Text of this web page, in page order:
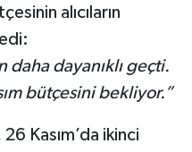
alıcıların
daha dayanıklı geçti.
bütçesini bekliyor.”
26 Kasım’da ikinci